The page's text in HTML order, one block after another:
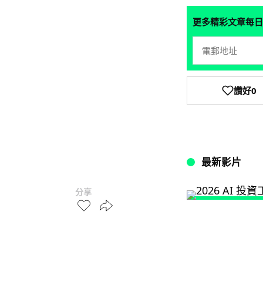
分享
更多精彩文章每
讚好0
最新影片